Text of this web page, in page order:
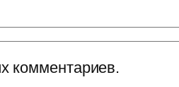
комментариев.